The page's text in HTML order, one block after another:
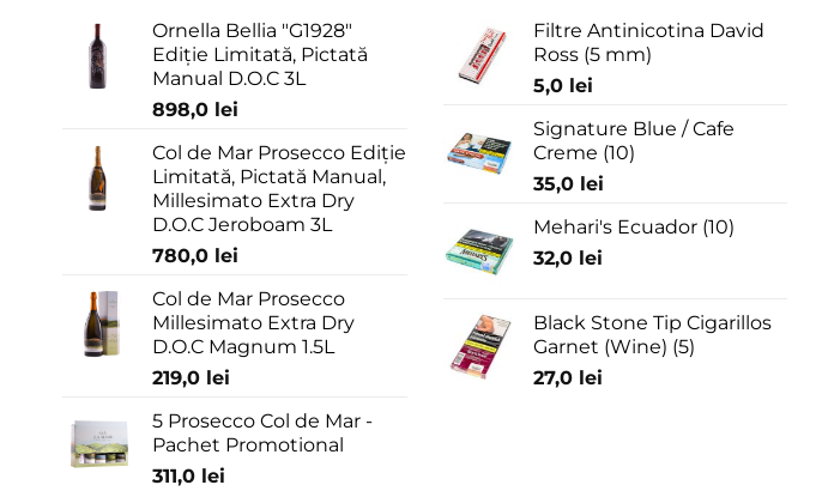
Ornella Bellia "G1928"
Ediție Limitată, Pictată
Manual D.O.C 3L
898,0 lei
Col de Mar Prosecco Ediție
Limitată, Pictată Manual,
Millesimato Extra Dry
D.O.C Jeroboam 3L
780,0 lei
Col de Mar Prosecco
Millesimato Extra Dry
D.O.C Magnum 1.5L
219,0 lei
5 Prosecco Col de Mar -
Pachet Promotional
311,0 lei
Filtre Antinicotina David
Ross (5 mm)
5,0 lei
Signature Blue / Cafe
Creme (10)
35,0 lei
Mehari's Ecuador (10)
32,0 lei
Black Stone Tip Cigarillos
Garnet (Wine) (5)
27,0 lei